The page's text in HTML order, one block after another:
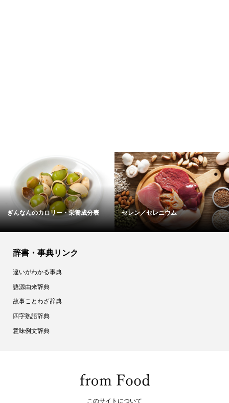
マカジキのカロリー・栄養成分表 カスタードクリームのカロリー・...
辞書・事典リンク
違いがわかる事典
語源由来辞典
故事ことわざ辞典
四字熟語辞典
意味例文辞典
このサイトについて